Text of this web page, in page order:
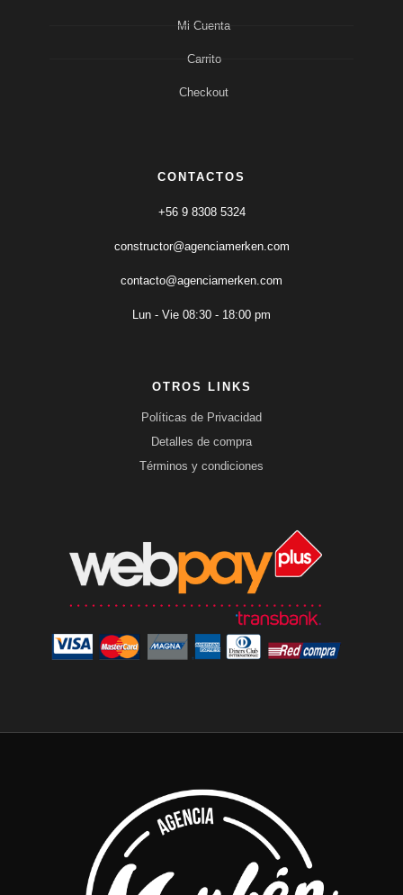
Mi Cuenta
Carrito
Checkout
CONTACTOS
+56 9 8308 5324
constructor@agenciamerken.com
contacto@agenciamerken.com
Lun - Vie 08:30 - 18:00 pm
OTROS LINKS
Políticas de Privacidad
Detalles de compra
Términos y condiciones